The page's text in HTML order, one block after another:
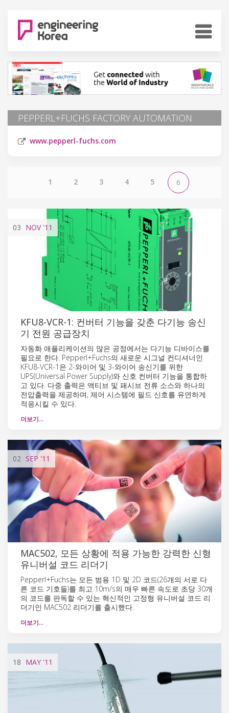
PEPPERL+FUCHS FACTORY AUTOMATION
www.pepperl-fuchs.com
1 2 3 4 5 6
03 NOV'11
KFU8-VCR-1: 컨버터 기능을 갖춘 다기능 송신
기 전원 공급장치
자동화 애플리케이션의 많은 공정에서는 다기능 디바이스를
필요로 한다. Pepperl+Fuchs의 새로운 시그널 컨디셔너인
KFU8-VCR-1은 2-와이어 및 3-와이어 송신기를 위한
UPS(Universal Power Supply)와 신호 컨버터 기능을 통합하
고 있다. 다중 출력은 액티브 및 패시브 전류 소스와 하나의
전압출력을 제공하며, 제어 시스템에 필드 신호를 유연하게
적응시킬 수 있다.
더보기…
02 SEP '11
MAC502, 모든 상황에 적용 가능한 강력한 신형
유니버설 코드 리더기
Pepperl+Fuchs는 모든 범용 1D 및 2D 코드(26개의 서로 다
른 코드 기호들)를 최고 10m/s의 매우 빠른 속도로 초당 30개
의 코드를 판독할 수 있는 혁신적인 고정형 유니버설 코드 리
더기인 MAC502 리더기를 출시했다.
더보기…
18 MAY '11